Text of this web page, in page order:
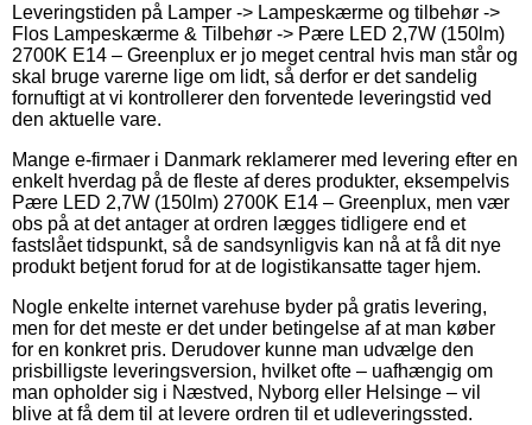
Leveringstiden på Lamper -> Lampeskærme og tilbehør ->
Flos Lampeskærme & Tilbehør -> Pære LED 2,7W (150lm)
2700K E14 – Greenplux er jo meget central hvis man står og
skal bruge varerne lige om lidt, så derfor er det sandelig
fornuftigt at vi kontrollerer den forventede leveringstid ved
den aktuelle vare.
Mange e-firmaer i Danmark reklamerer med levering efter en
enkelt hverdag på de fleste af deres produkter, eksempelvis
Pære LED 2,7W (150lm) 2700K E14 – Greenplux, men vær
obs på at det antager at ordren lægges tidligere end et
fastslået tidspunkt, så de sandsynligvis kan nå at få dit nye
produkt betjent forud for at de logistikansatte tager hjem.
Nogle enkelte internet varehuse byder på gratis levering,
men for det meste er det under betingelse af at man køber
for en konkret pris. Derudover kunne man udvælge den
prisbilligste leveringsversion, hvilket ofte – uafhængig om
man opholder sig i Næstved, Nyborg eller Helsinge – vil
blive at få dem til at levere ordren til et udleveringssted.